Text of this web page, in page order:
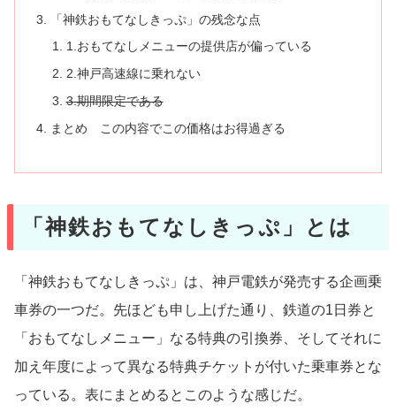
「神鉄おもてなしきっぷ」の残念な点
1.おもてなしメニューの提供店が偏っている
2.神戸高速線に乗れない
3.期間限定である
まとめ この内容でこの価格はお得過ぎる
「神鉄おもてなしきっぷ」とは
「神鉄おもてなしきっぷ」は、神戸電鉄が発売する企画乗
車券の一つだ。先ほども申し上げた通り、鉄道の1日券と
「おもてなしメニュー」なる特典の引換券、そしてそれに
加え年度によって異なる特典チケットが付いた乗車券とな
っている。表にまとめるとこのような感じだ。